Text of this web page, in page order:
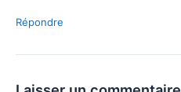
Répondre